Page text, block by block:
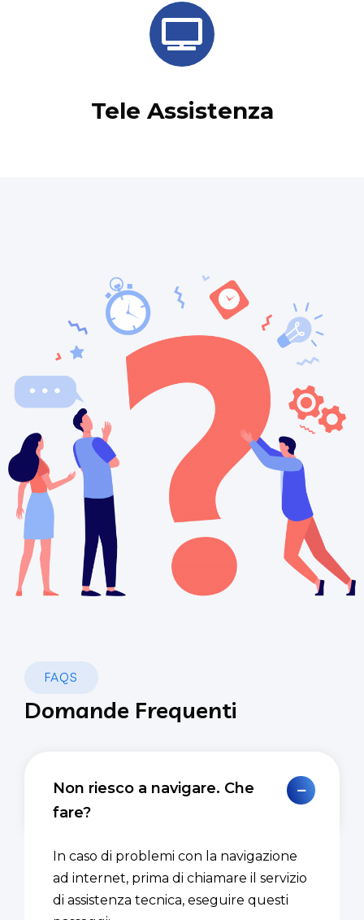
Tele Assistenza
FAQS
Domande Frequenti
Non riesco a navigare. Che
fare?
In caso di problemi con la navigazione
ad internet, prima di chiamare il servizio
di assistenza tecnica, eseguire questi